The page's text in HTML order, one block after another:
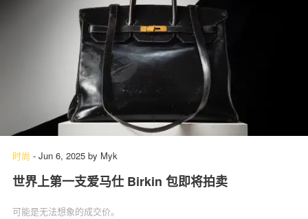
时尚 - Jun 6, 2025 by Myk
世界上第一支爱马仕 Birkin 包即将拍卖
可能是无法想象的成交价。